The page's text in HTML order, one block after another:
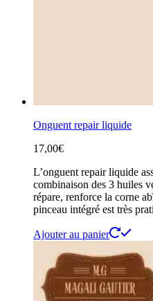
Onguent repair liquide
17,00€
L’onguent repair liquide
combinaison des 3 huiles
répare, renforce la corne
pinceau intégré est très
Ajouter au panier